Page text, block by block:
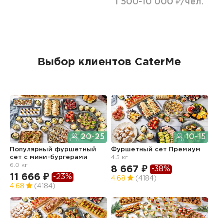
1 500-10 000 ₽/чел.
Выбор клиентов CaterMe
20-25
Популярный фуршетный
сет c мини-бургерами
6.0 кг
11 666 ₽ -23%
4.68 (4184)
10-15
Фуршетный сет Премиум
4.5 кг
8 667 ₽ -38%
4.68 (4184)